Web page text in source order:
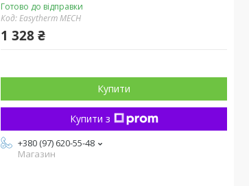
Готово до відправки
Код:Easytherm MECH
1 328 ₴
Купити
Купити з
+380 (97) 620-55-48
Магазин